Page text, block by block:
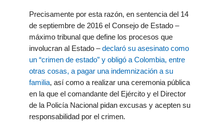
Precisamente por esta razón, en sentencia del 14
de septiembre de 2016 el Consejo de Estado –
máximo tribunal que define los procesos que
involucran al Estado –declaró su asesinato como
un “crimen de estado” y obligó a Colombia, entre
otras cosas, a pagar una indemnización a su
familia, así como a realizar una ceremonia pública
en la que el comandante del Ejército y el Director
de la Policía Nacional pidan excusas y acepten su
responsabilidad por el crimen.